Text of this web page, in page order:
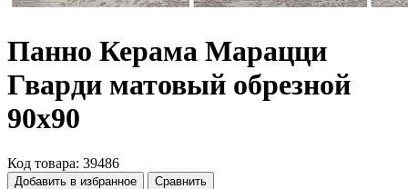
Панно Керама Марацци
Гварди матовый обрезной
90x90
Код товара: 39486
Добавить в избранное Сравнить